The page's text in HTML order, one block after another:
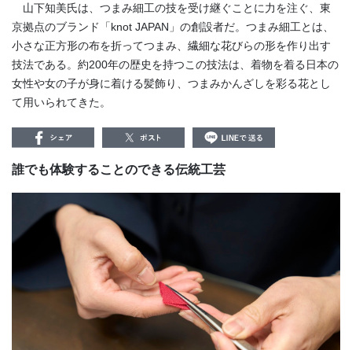
山下知美氏は、つまみ細工の技を受け継ぐことに力を注ぐ、東
京拠点のブランド「knot JAPAN」の創設者だ。つまみ細工とは、
小さな正方形の布を折ってつまみ、繊細な花びらの形を作り出す
技法である。約200年の歴史を持つこの技法は、着物を着る日本の
女性や女の子が身に着ける髪飾り、つまみかんざしを彩る花とし
て用いられてきた。
誰でも体験することのできる伝統工芸